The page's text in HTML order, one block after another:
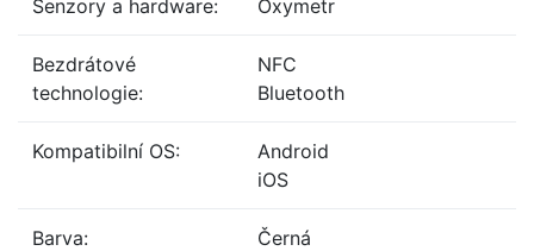
Senzory a hardware: Oxymetr
Bezdrátové
technologie:
NFC
Bluetooth
Kompatibilní OS:
Android
iOS
Barva: Černá